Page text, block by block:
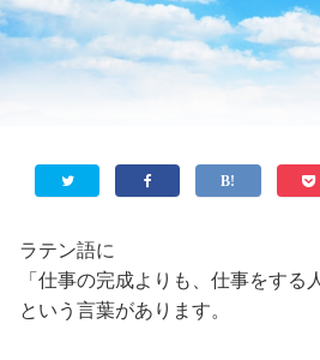
ラテン語に
「仕事の完成よりも、仕事をする
という言葉があります。